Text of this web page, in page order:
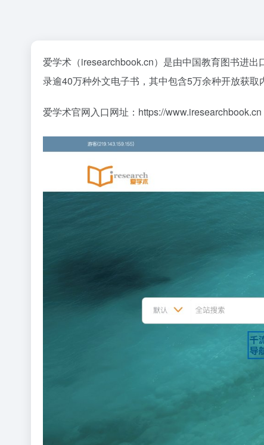
爱学术（iresearchbook.cn）是由中国教育图书进出
录逾40万种外文电子书，其中包含5万余种开放获取
爱学术官网入口网址：https://www.iresearchbook.cn